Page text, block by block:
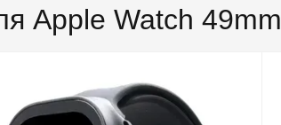
Apple Watch 49mm